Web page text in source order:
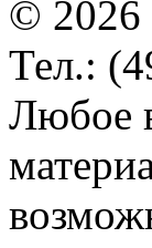
© 2026
Тел.:
Любое